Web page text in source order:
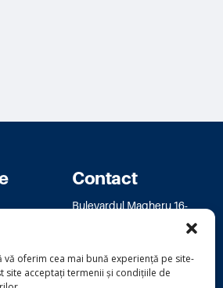
oferim cea mai bună experiență pe site-
site acceptați termenii și condițiile de
Contact
Bulevardul Magheru 16-
bm.bucuresti@usr.ro